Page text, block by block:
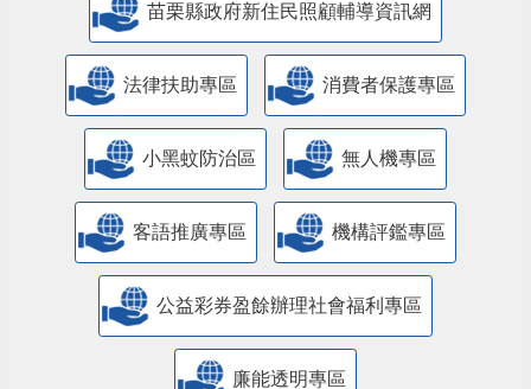
苗栗縣政府新住民照顧輔導資訊網
法律扶助專區 消費者保護專區
小黑蚊防治區 無人機專區
客語推廣專區 機構評鑑專區
公益彩券盈餘辦理社會福利專區
廉能透明專區